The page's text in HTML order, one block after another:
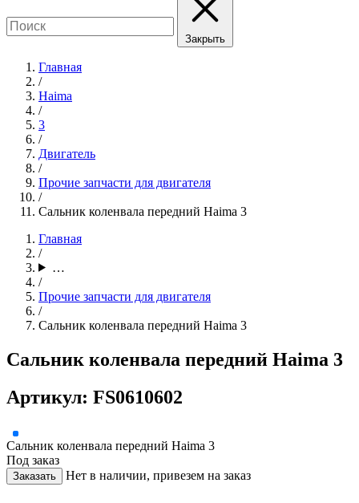
Закрыть
Главная
/
Haima
/
3
/
Двигатель
/
Прочие запчасти для двигателя
/
Сальник коленвала передний Haima 3
Главная
/
…
/
Прочие запчасти для двигателя
/
Сальник коленвала передний Haima 3
Сальник коленвала передний Haima 3
Артикул: FS0610602
Сальник коленвала передний Haima 3
Под заказ
Заказать Нет в наличии, привезем на заказ